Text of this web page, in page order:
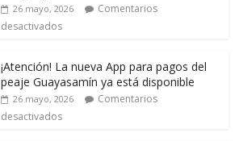
26 mayo, 2026
Comentarios
desactivados
¡Atención! La nueva App para pagos del
peaje Guayasamín ya está disponible
26 mayo, 2026
Comentarios
desactivados